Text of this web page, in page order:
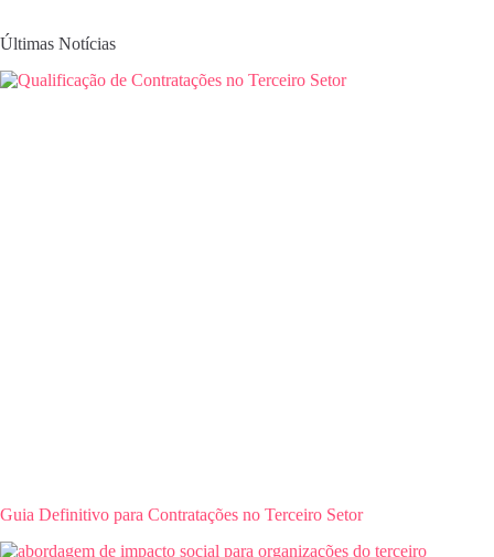
Últimas Notícias
Guia Definitivo para Contratações no Terceiro Setor